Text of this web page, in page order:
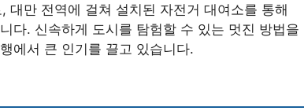
만 전역에 걸쳐 설치된 자전거 대여소를 통해
다. 신속하게 도시를 탐험할 수 있는 멋진 방법을
에서 큰 인기를 끌고 있습니다.